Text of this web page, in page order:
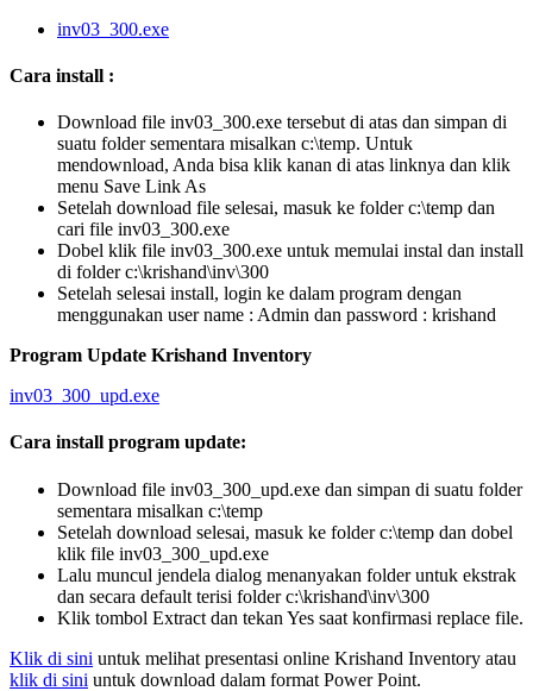
inv03_300.exe
Cara install :
Download file inv03_300.exe tersebut di atas dan simpan di
suatu folder sementara misalkan c:\temp. Untuk
mendownload, Anda bisa klik kanan di atas linknya dan klik
menu Save Link As
Setelah download file selesai, masuk ke folder c:\temp dan
cari file inv03_300.exe
Dobel klik file inv03_300.exe untuk memulai instal dan install
di folder c:\krishand\inv\300
Setelah selesai install, login ke dalam program dengan
menggunakan user name : Admin dan password : krishand
Program Update Krishand Inventory
inv03_300_upd.exe
Cara install program update:
Download file inv03_300_upd.exe dan simpan di suatu folder
sementara misalkan c:\temp
Setelah download selesai, masuk ke folder c:\temp dan dobel
klik file inv03_300_upd.exe
Lalu muncul jendela dialog menanyakan folder untuk ekstrak
dan secara default terisi folder c:\krishand\inv\300
Klik tombol Extract dan tekan Yes saat konfirmasi replace file.
Klik di sini untuk melihat presentasi online Krishand Inventory atau
klik di sini untuk download dalam format Power Point.